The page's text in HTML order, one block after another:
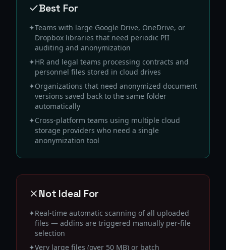
Best For
✦Teams with large Google Drive, OneDrive, or
Dropbox libraries that need periodic PII
auditing and anonymization
✦HR and legal teams processing contracts and
personnel files stored in cloud drives
✦Organizations that need anonymized document
versions saved back to the same folder
automatically
✦Cross-platform teams using multiple cloud
storage providers who need a single
anonymization tool
Not Ideal For
✦Real-time automatic scanning of all uploaded
files — addins are triggered manually per-file
selection
✦Very large files (over 50 MB) or batch